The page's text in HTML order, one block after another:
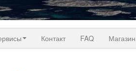
Контакт FAQ Магазин